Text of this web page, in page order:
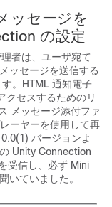
ッセージを
の設定
者は、ユーザ宛て
ッセージを送信する
。HTML 通知電子
クセスするためのリ
メッセージ添付ファ
ーヤーを使用して再
バージョンよ
Unity Connection
受信し、必ず Mini
いていました。